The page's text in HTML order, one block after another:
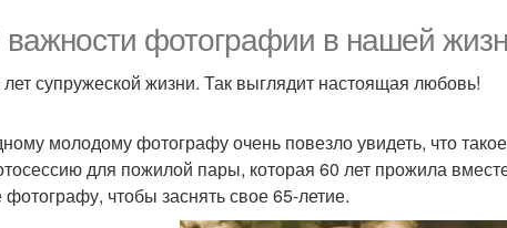
фотографии в нашей
супружеской жизни. Так выглядит настоящая любовь!
молодому фотографу очень повезло увидеть, что
для пожилой пары, которая 60 лет прожила
чтобы заснять свое 65-летие.